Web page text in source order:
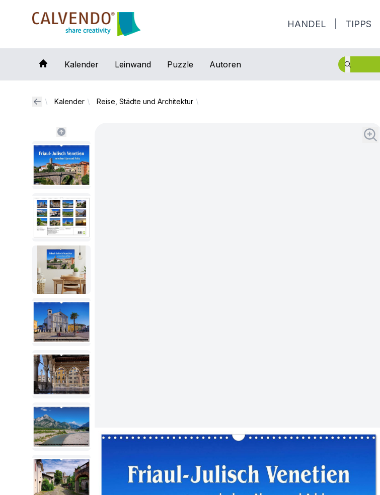
Calvendo
HANDEL TIPPS
Kalender Leinwand Puzzle Autoren
Kalender Reise, Städte und Architektur